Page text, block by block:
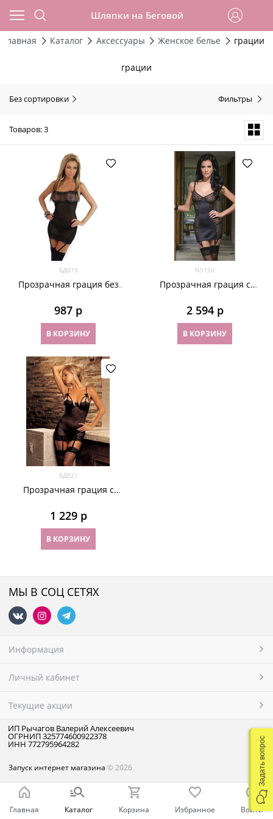
Шляпки на Беговой
Главная Каталог Аксессуары Женское белье грации
грации
Без сортировки Фильтры
Товаров: 3
БД019
Прозрачная грация без
987 р
В КОРЗИНУ
N5150
Прозрачная грация с
2 594 р
В КОРЗИНУ
БД021
Прозрачная грация с
1 229 р
В КОРЗИНУ
МЫ В СОЦ СЕТЯХ
Информация
Личный кабинет
Текущие акции
ИП Рычагов Валерий Алексеевич
ОГРНИП 325774600922378
ИНН 772795964282
Запуск интернет магазина © 2026
Главная Каталог Корзина Избранное Войти
Задать вопрос